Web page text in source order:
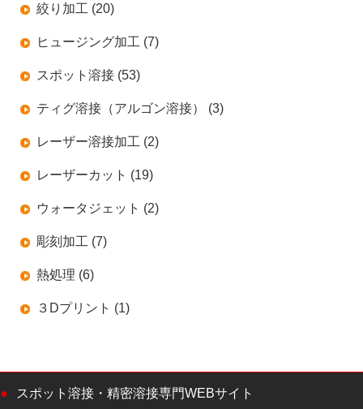
絞り加工 (20)
ヒュージング加工 (7)
スポット溶接 (53)
ティグ溶接（アルゴン溶接） (3)
レーザー溶接加工 (2)
レーザーカット (19)
ウォータジェット (2)
彫刻加工 (7)
熱処理 (6)
３Dプリント (1)
スポット溶接・精密溶接専門WEBサイト